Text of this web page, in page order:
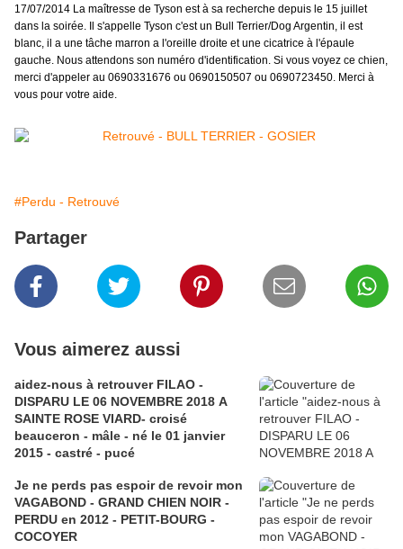
17/07/2014 La maîtresse de Tyson est à sa recherche depuis le 15 juillet
dans la soirée. Il s'appelle Tyson c'est un Bull Terrier/Dog Argentin, il est
blanc, il a une tâche marron a l'oreille droite et une cicatrice à l'épaule
gauche. Nous attendons son numéro d'identification. Si vous voyez ce chien,
merci d'appeler au 0690331676 ou 0690150507 ou 0690723450. Merci à
vous pour votre aide.
#Perdu - Retrouvé
Partager
Vous aimerez aussi
aidez-nous à retrouver FILAO -
DISPARU LE 06 NOVEMBRE 2018 A
SAINTE ROSE VIARD- croisé
beauceron - mâle - né le 01 janvier
2015 - castré - pucé
Je ne perds pas espoir de revoir mon
VAGABOND - GRAND CHIEN NOIR -
PERDU en 2012 - PETIT-BOURG -
COCOYER